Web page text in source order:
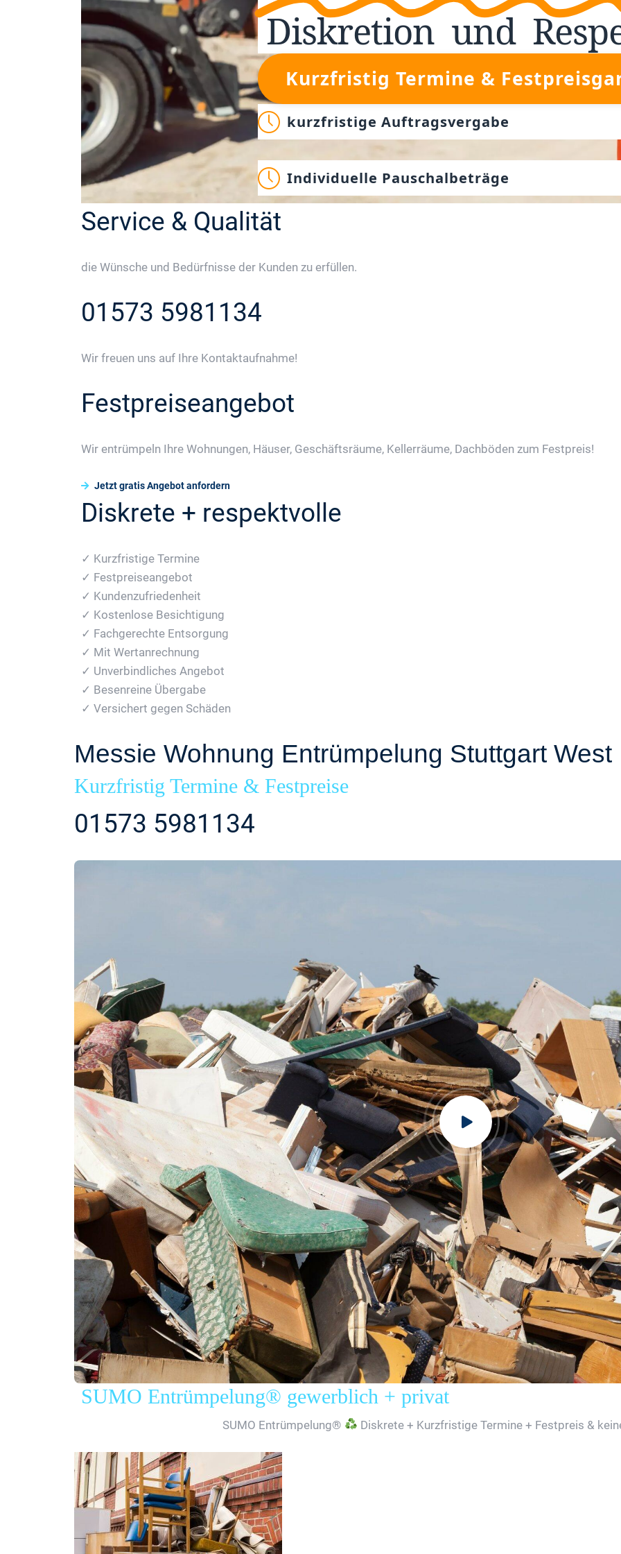
Diskretion und
Kurzfristig Termine &
kurzfristige Auftragsvergabe
Individuelle Pauschalbeträge
Service & Qualität
die Wünsche und Bedürfnisse der Kunden zu erfüllen.
01573 5981134
Wir freuen uns auf Ihre Kontaktaufnahme!
Festpreiseangebot
Wir entrümpeln Ihre Wohnungen, Häuser, Geschäftsräume, Kellerräume, Dachböden zum Festpreis!
Jetzt gratis Angebot anfordern
Diskrete + respektvolle
✓ Kurzfristige Termine
✓ Festpreiseangebot
✓ Kundenzufriedenheit
✓ Kostenlose Besichtigung
✓ Fachgerechte Entsorgung
✓ Mit Wertanrechnung
✓ Unverbindliches Angebot
✓ Besenreine Übergabe
✓ Versichert gegen Schäden
Messie Wohnung Entrümpelung Stuttgart West
Kurzfristig Termine & Festpreise
01573 5981134
SUMO Entrümpelung® gewerblich + privat
SUMO Entrümpelung® Diskrete + Kurzfristige Termine + Festpreis &